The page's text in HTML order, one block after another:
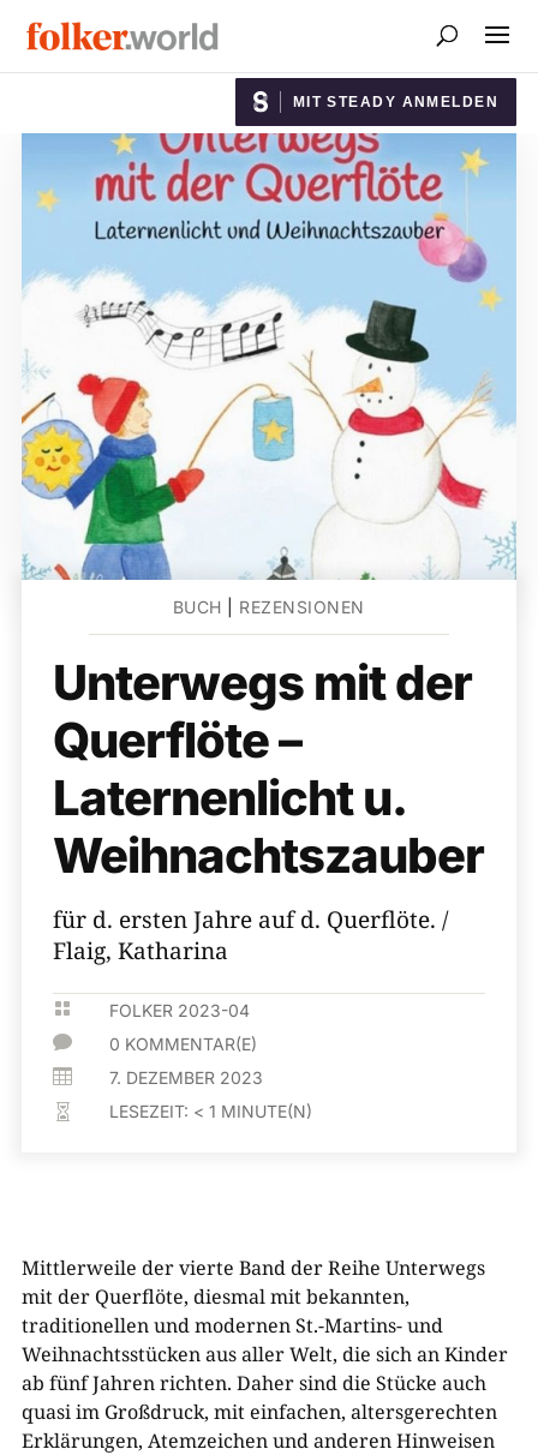
MIT STEADY ANMELDEN
BUCH REZENSIONEN
Unterwegs mit der
Querflöte –
Laternenlicht u.
Weihnachtszauber
für d. ersten Jahre auf d. Querflöte. /
Flaig, Katharina
 FOLKER 2023-04
 0 KOMMENTAR(E)
 7. DEZEMBER 2023
 LESEZEIT: < 1 MINUTE(N)
Mittlerweile der vierte Band der Reihe Unterwegs
mit der Querflöte, diesmal mit bekannten,
traditionellen und modernen St.-Martins- und
Weihnachtsstücken aus aller Welt, die sich an Kinder
ab fünf Jahren richten. Daher sind die Stücke auch
quasi im Großdruck, mit einfachen, altersgerechten
Erklärungen, Atemzeichen und anderen Hinweisen